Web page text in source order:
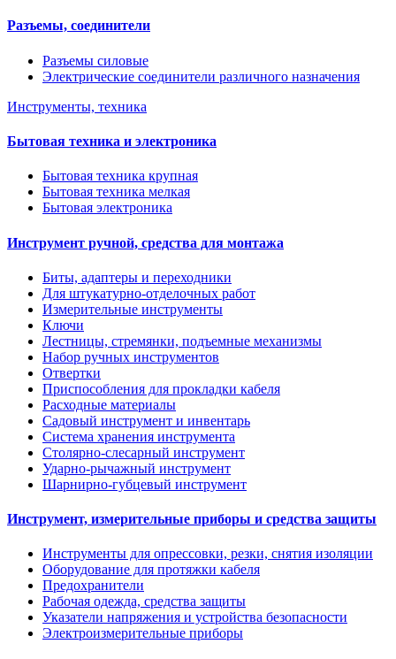
Разъемы, соединители
Разъемы силовые
Электрические соединители различного назначения
Инструменты, техника
Бытовая техника и электроника
Бытовая техника крупная
Бытовая техника мелкая
Бытовая электроника
Инструмент ручной, средства для монтажа
Биты, адаптеры и переходники
Для штукатурно-отделочных работ
Измерительные инструменты
Ключи
Лестницы, стремянки, подъемные механизмы
Набор ручных инструментов
Отвертки
Приспособления для прокладки кабеля
Расходные материалы
Садовый инструмент и инвентарь
Система хранения инструмента
Столярно-слесарный инструмент
Ударно-рычажный инструмент
Шарнирно-губцевый инструмент
Инструмент, измерительные приборы и средства защиты
Инструменты для опрессовки, резки, снятия изоляции
Оборудование для протяжки кабеля
Предохранители
Рабочая одежда, средства защиты
Указатели напряжения и устройства безопасности
Электроизмерительные приборы